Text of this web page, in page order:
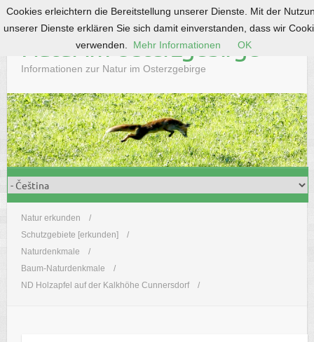
S
k
o
c
o
n
t
Natur im Osterzgebirge
Informationen zur Natur im Osterzgebirge
Natur erkunden
Schutzgebiete [erkunden]
Naturdenkmale
Baum-Naturdenkmale
ND Holzapfel auf der Kalkhöhe Cunnersdorf
Cookies erleichtern die Bereitstellung unserer Dienste. Mit der
unserer Dienste erklären Sie sich damit einverstanden, dass wir
verwenden.
Mehr Informationen OK